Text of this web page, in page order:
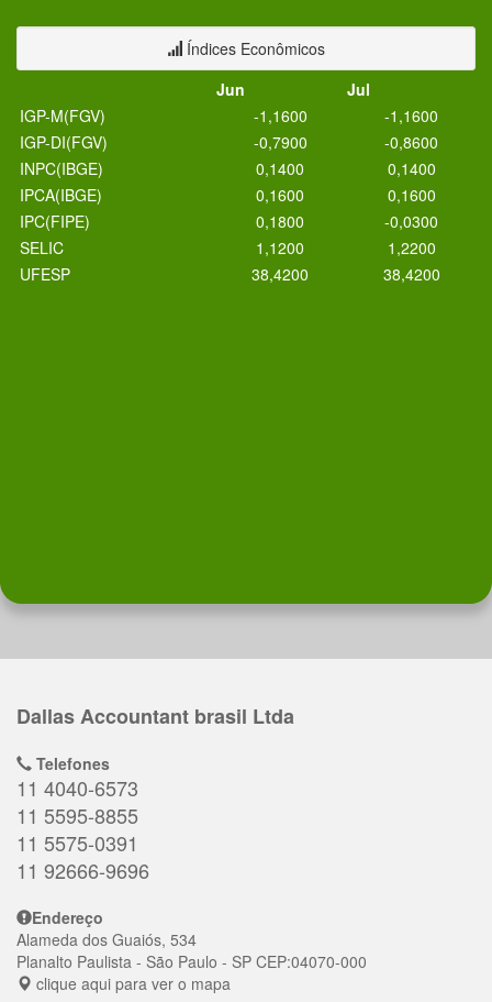
Índices Econômicos
Jun
Jul
IGP-M(FGV)
-1,1600
-1,1600
IGP-DI(FGV)
-0,7900
-0,8600
INPC(IBGE)
0,1400
0,1400
IPCA(IBGE)
0,1600
0,1600
IPC(FIPE)
0,1800
-0,0300
SELIC
1,1200
1,2200
UFESP
38,4200 38,4200
Dallas Accountant brasil Ltda
Telefones
11 4040-6573
11 5595-8855
11 5575-0391
11 92666-9696
Endereço
Alameda dos Guaiós, 534
Planalto Paulista - São Paulo - SP CEP:04070-000
clique aqui para ver o mapa